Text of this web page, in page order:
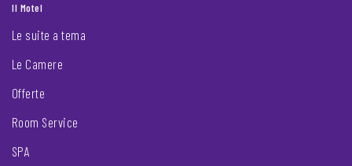
Il Motel
Le suite a tema
Le Camere
Offerte
Room Service
SPA